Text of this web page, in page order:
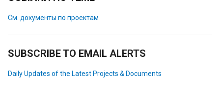
См. документы по проектам
SUBSCRIBE TO EMAIL ALERTS
Daily Updates of the Latest Projects & Documents